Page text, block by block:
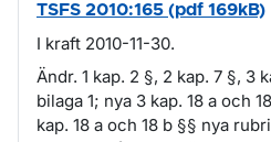
TSFS 2010:165 (pdf 169kB)
I kraft 2010-11-30.
Ändr. 1 kap. 2 §, 2 kap. 7 §, 3
bilaga 1; nya 3 kap. 18 a och
kap. 18 a och 18 b §§ nya